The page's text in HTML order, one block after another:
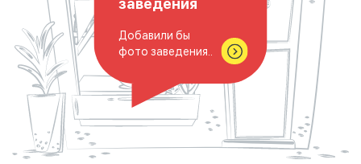
заведения
Добавили бы
фото заведения..